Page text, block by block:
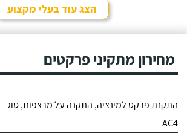
הצג עוד בעלי מקצוע
מחירון מתקיני פרקטים
התקנת פרקט למינציה, התקנה על מרצפות, סוג
AC4